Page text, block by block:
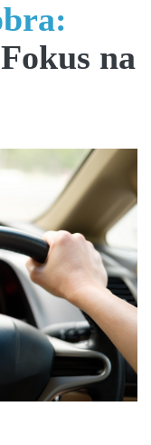
na